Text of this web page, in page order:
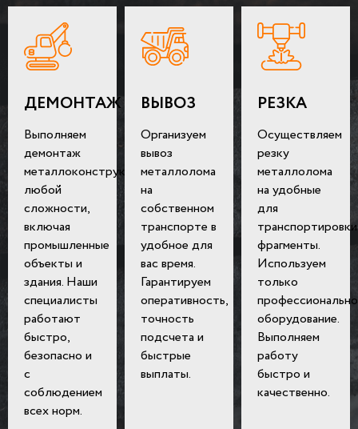
ДЕМОНТАЖ
Выполняем
демонтаж
металлоконструкций
любой
сложности,
включая
промышленные
объекты и
здания. Наши
специалисты
работают
быстро,
безопасно и
с
соблюдением
всех норм.
ВЫВОЗ
Организуем
вывоз
металлолома
на
собственном
транспорте в
удобное для
вас время.
Гарантируем
оперативность,
точность
подсчета и
быстрые
выплаты.
РЕЗКА
Осуществляем
резку
металлолома
на удобные
для
транспортировки
фрагменты.
Используем
только
оборудование.
Выполняем
работу
быстро и
качественно.